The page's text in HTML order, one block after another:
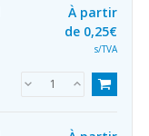
À partir
de 0,25€
s/TVA